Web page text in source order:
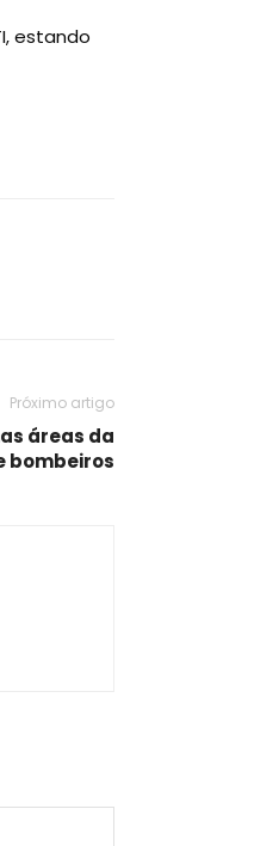
estando
Próximo artigo
áreas da
bombeiros